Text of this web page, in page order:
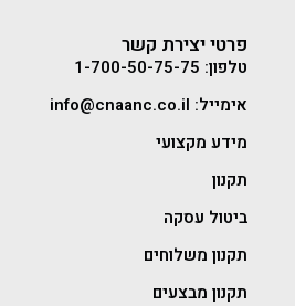
פרטי יצירת קשר
טלפון: 1-700-50-75-75
אימייל: info@cnaanc.co.il
מידע מקצועי
תקנון
ביטול עסקה
תקנון משלוחים
תקנון מבצעים